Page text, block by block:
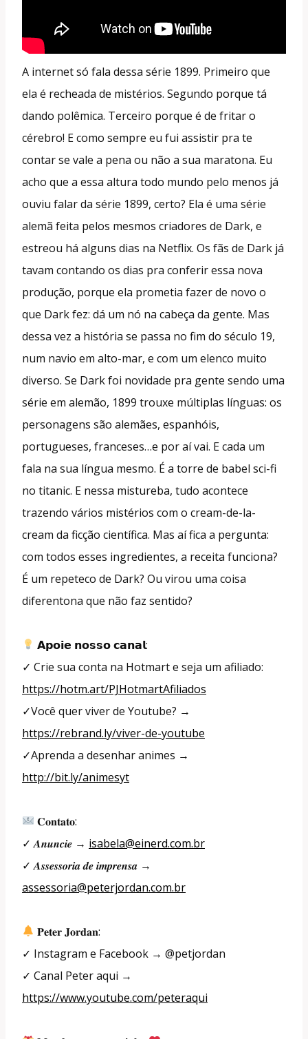
A internet só fala dessa série 1899. Primeiro que
ela é recheada de mistérios. Segundo porque tá
dando polêmica. Terceiro porque é de fritar o
cérebro! E como sempre eu fui assistir pra te
contar se vale a pena ou não a sua maratona. Eu
acho que a essa altura todo mundo pelo menos já
ouviu falar da série 1899, certo? Ela é uma série
alemã feita pelos mesmos criadores de Dark, e
estreou há alguns dias na Netflix. Os fãs de Dark já
tavam contando os dias pra conferir essa nova
produção, porque ela prometia fazer de novo o
que Dark fez: dá um nó na cabeça da gente. Mas
dessa vez a história se passa no fim do século 19,
num navio em alto-mar, e com um elenco muito
diverso. Se Dark foi novidade pra gente sendo uma
série em alemão, 1899 trouxe múltiplas línguas: os
personagens são alemães, espanhóis,
portugueses, franceses…e por aí vai. E cada um
fala na sua língua mesmo. É a torre de babel sci-fi
no titanic. E nessa mistureba, tudo acontece
trazendo vários mistérios com o cream-de-la-
cream da ficção científica. Mas aí fica a pergunta:
com todos esses ingredientes, a receita funciona?
É um repeteco de Dark? Ou virou uma coisa
diferentona que não faz sentido?
𝗔𝗽𝗼𝗶𝗲 𝗻𝗼𝘀𝘀𝗼 𝗰𝗮𝗻𝗮𝗹:
✓ Crie sua conta na Hotmart e seja um afiliado:
https://hotm.art/PJHotmartAfiliados
✓Você quer viver de Youtube? →
https://rebrand.ly/viver-de-youtube
✓Aprenda a desenhar animes →
http://bit.ly/animesyt
𝐂𝐨𝐧𝐭𝐚𝐭𝐨:
✓ 𝑨𝒏𝒖𝒏𝒄𝒊𝒆 → isabela@einerd.com.br
✓ 𝑨𝒔𝒔𝒆𝒔𝒔𝒐𝒓𝒊𝒂 𝒅𝒆 𝒊𝒎𝒑𝒓𝒆𝒏𝒔𝒂 →
assessoria@peterjordan.com.br
𝐏𝐞𝐭𝐞𝐫 𝐉𝐨𝐫𝐝𝐚𝐧:
✓ Instagram e Facebook → @petjordan
✓ Canal Peter aqui →
https://www.youtube.com/peteraqui